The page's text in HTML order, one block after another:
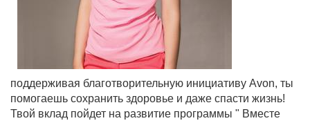
поддерживая благотворительную инициативу Avon, ты
помогаешь сохранить здоровье и даже спасти жизнь!
Твой вклад пойдет на развитие программы " Вместе